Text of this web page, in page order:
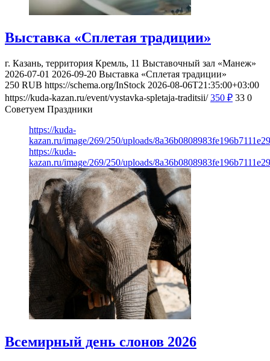
Выставка «Сплетая традиции»
г. Казань, территория Кремль, 11 Выставочный зал «Манеж»
2026-07-01 2026-09-20 Выставка «Сплетая традиции»
250 RUB https://schema.org/InStock 2026-08-06T21:35:00+03:00
https://kuda-kazan.ru/event/vystavka-spletaja-traditsii/ 350 ₽ 33 0
Советуем Праздники
https://kuda-
kazan.ru/image/269/250/uploads/
https://kuda-
kazan.ru/image/269/250/uploads/
Всемирный день слонов 2026